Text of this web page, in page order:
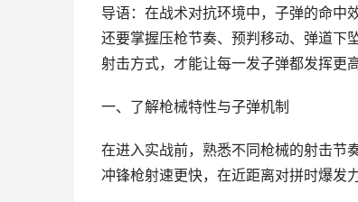
导语：在战术对抗环境中，子弹的命中
还要掌握压枪节奏、预判移动、弹道下
射击方式，才能让每一发子弹都发挥更高
一、了解枪械特性与子弹机制
在进入实战前，熟悉不同枪械的射击节
冲锋枪射速更快，在近距离对拼时爆发